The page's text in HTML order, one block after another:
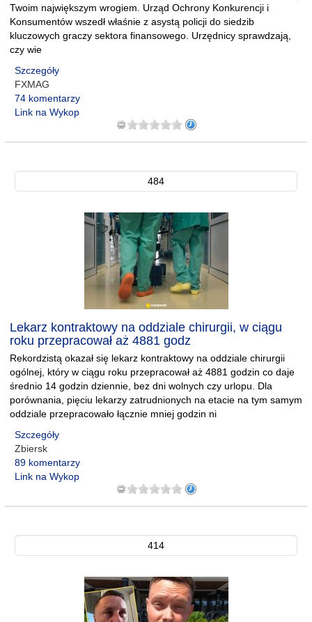
Twoim największym wrogiem. Urząd Ochrony Konkurencji i
Konsumentów wszedł właśnie z asystą policji do siedzib
kluczowych graczy sektora finansowego. Urzędnicy sprawdzają,
czy wie
Szczegóły
FXMAG
74 komentarzy
Link na Wykop
484
Lekarz kontraktowy na oddziale chirurgii, w ciągu
roku przepracował aż 4881 godz
Rekordzistą okazał się lekarz kontraktowy na oddziale chirurgii
ogólnej, który w ciągu roku przepracował aż 4881 godzin co daje
średnio 14 godzin dziennie, bez dni wolnych czy urlopu. Dla
porównania, pięciu lekarzy zatrudnionych na etacie na tym samym
oddziale przepracowało łącznie mniej godzin ni
Szczegóły
Zbiersk
89 komentarzy
Link na Wykop
414